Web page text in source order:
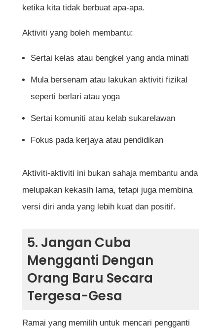
ketika kita tidak berbuat apa-apa.
Aktiviti yang boleh membantu:
Sertai kelas atau bengkel yang anda minati
Mula bersenam atau lakukan aktiviti fizikal
seperti berlari atau yoga
Sertai komuniti atau kelab sukarelawan
Fokus pada kerjaya atau pendidikan
Aktiviti-aktiviti ini bukan sahaja membantu anda
melupakan kekasih lama, tetapi juga membina
versi diri anda yang lebih kuat dan positif.
5. Jangan Cuba
Mengganti Dengan
Orang Baru Secara
Tergesa-Gesa
Ramai yang memilih untuk mencari pengganti